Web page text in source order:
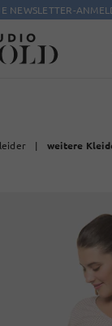
NEWSLETTER-
| weitere